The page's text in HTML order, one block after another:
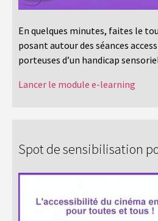
En quelques minutes, faites le
posant autour des séances
porteuses d’un handicap
Lancer le module e-learning
Spot de sensibilisation